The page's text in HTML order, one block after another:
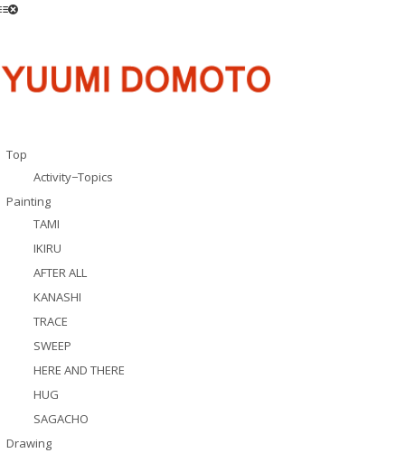
Top
Activity−Topics
Painting
TAMI
IKIRU
AFTER ALL
KANASHI
TRACE
SWEEP
HERE AND THERE
HUG
SAGACHO
Drawing